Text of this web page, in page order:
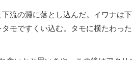
流の淵に落とし込んだ。イワナは
モですくい込む。タモに横たわっ